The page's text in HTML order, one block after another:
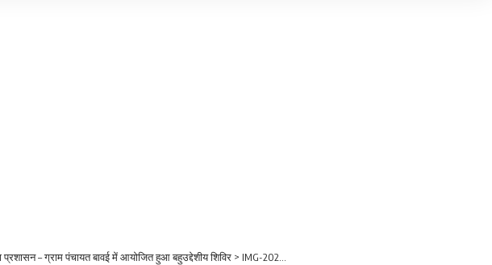
– ग्राम पंचायत बावई में आयोजित हुआ बहुउद्देशीय शिविर > IMG-20250826-WA0383 (1)